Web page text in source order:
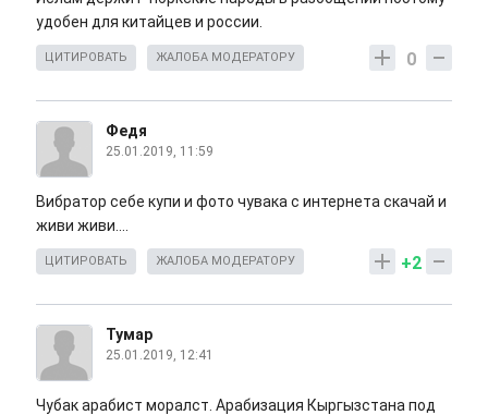
удобен для китайцев и россии.
0
ЦИТИРОВАТЬ ЖАЛОБА МОДЕРАТОРУ
Федя
25.01.2019, 11:59
Вибратор себе купи и фото чувака с интернета скачай и
живи живи....
+2
ЦИТИРОВАТЬ ЖАЛОБА МОДЕРАТОРУ
Тумар
25.01.2019, 12:41
Чубак арабист моралст. Арабизация Кыргызстана под